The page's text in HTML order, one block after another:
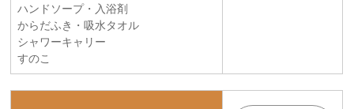
ハンドソープ・入浴剤
からだふき・吸水タオル
シャワーキャリー
すのこ